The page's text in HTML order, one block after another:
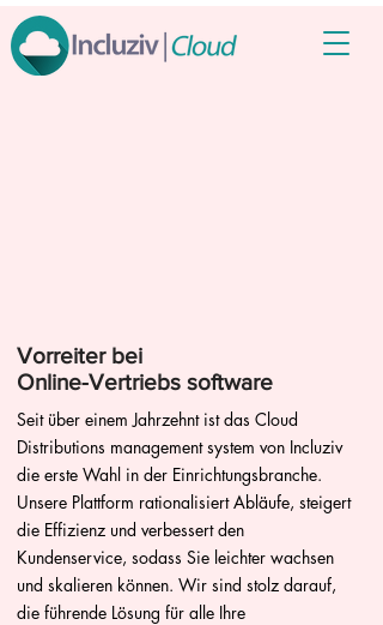
Vorreiter bei
Online-Vertriebs software
Seit über einem Jahrzehnt ist das Cloud
Distributions management system von Incluziv
die erste Wahl in der Einrichtungsbranche.
Unsere Plattform rationalisiert Abläufe, steigert
die Effizienz und verbessert den
Kundenservice, sodass Sie leichter wachsen
und skalieren können. Wir sind stolz darauf,
die führende Lösung für alle Ihre